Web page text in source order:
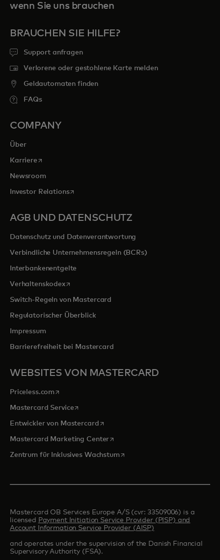
wenn Sie uns brauchen
BRAUCHEN SIE HILFE?
Support anfragen
Verlorene oder gestohlene Karte melden
Geldautomaten finden
FAQs
COMPANY
Über
Karrierewird in einer neuen Registerkarte geöffnet
Newsroom
Investor Relationswird in einer neuen Registerkarte geöffnet
AGB UND DATENSCHUTZ
Datenschutz und Datenverantwortung
Verbindliche Unternehmensregeln (BCRs)
Interbankenentgelte
Verhaltenskodexwird in einer neuen Registerkarte geöffnet
Switch-Regeln von Mastercard
Regulatorischer Überblick
Impressum
Barrierefreiheit bei Mastercard
WEBSITES VON MASTERCARD
Priceless.com wird in einer neuen Registerkarte geöffnet
Mastercard Servicewird in einer neuen Registerkarte geöffnet
Entwickler von Mastercardwird in einer neuen Registerkarte
Mastercard Marketing Centerwird in einer neuen
Zentrum für Inklusives Wachstumwird in einer neuen
Mastercard OB Services Europe A/S (cvr: 33509006) is a
licensed Payment Initiation Service Provider (PISP) and
Account Information Service Provider (AISP)
and operates under the supervision of the Danish Financial
Supervisory Authority (FSA).